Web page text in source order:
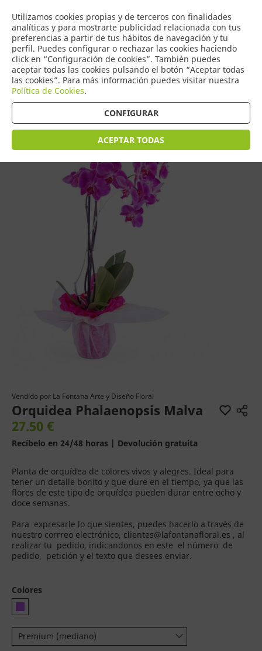
Utilizamos cookies propias y de terceros con finalidades
analíticas y para mostrarte publicidad relacionada con tus
preferencias a partir de tus hábitos de navegación y tu
perfil. Puedes configurar o rechazar las cookies haciendo
click en “Configuración de cookies”. También puedes
aceptar todas las cookies pulsando el botón “Aceptar todas
las cookies”. Para más información puedes visitar nuestra
Política de Cookies.
CONFIGURAR
ACEPTAR TODAS
0
COMERCIO
DE TORRIJOS
Tienda > Plantas
Vendido por La Fontana Arte y Diseño Floral
Orquidea Phalaenopsis Malva
27.50 €
Recíbelo en 24/48 horas | Devolución gratuita
Planta de orquídea de colores vivos y alegres. Ideal para
tener un detalle bonito y que dure en el tiempo, ya que las
flores de este tipo de orquídea pueden durar entre ocho y
doce semanas.
Para expresarle lo que sientes, puedes hacerlo a través de
nuestro corrreo electrónico, clientes@lafontanafloral.es , al
realizar tu pedido, indicandonos en este el número de
pedido, petición y el texto que desees enviar.
Colores
Premium (mediano)